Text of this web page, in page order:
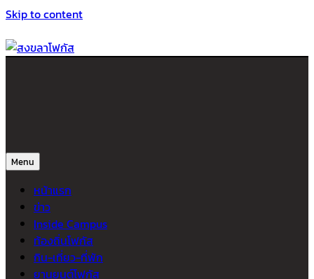
Skip to content
Menu
หน้าแรก
ข่าว
Inside Campus
ท้องถิ่นโฟกัส
กิน-เที่ยว-ที่พัก
ยานยนต์โฟกัส